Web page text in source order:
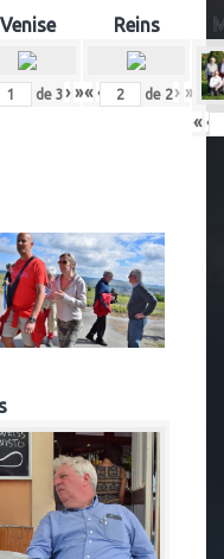
Venise
de 3› »
Reins
« ‹ de 2› »
« ‹